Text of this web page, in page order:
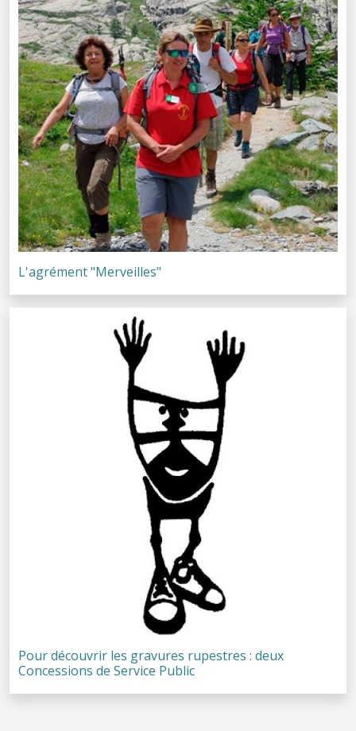
L'agrément "Merveilles"
Pour découvrir les gravures rupestres : deux
Concessions de Service Public